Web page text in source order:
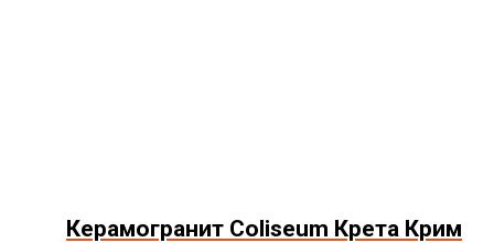
Керамогранит Coliseum Крета Крим